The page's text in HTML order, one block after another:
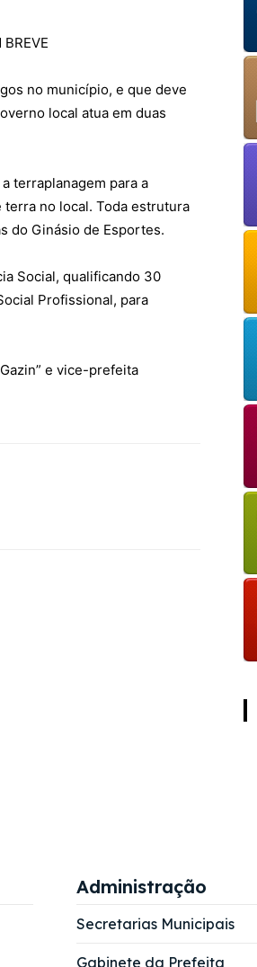
powered by
no município, e que deve
local atua em duas
terraplanagem para a
no local. Toda estrutura
do Ginásio de Esportes.
Social, qualificando 30
Profissional, para
e vice-prefeita
Administração
Secretarias Municipais
Gabinete da Prefeita